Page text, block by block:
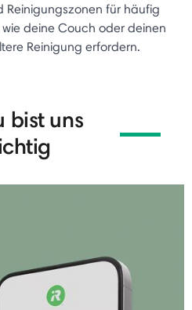
für häufig
deine Couch oder deinen
Reinigung erfordern.
bist uns